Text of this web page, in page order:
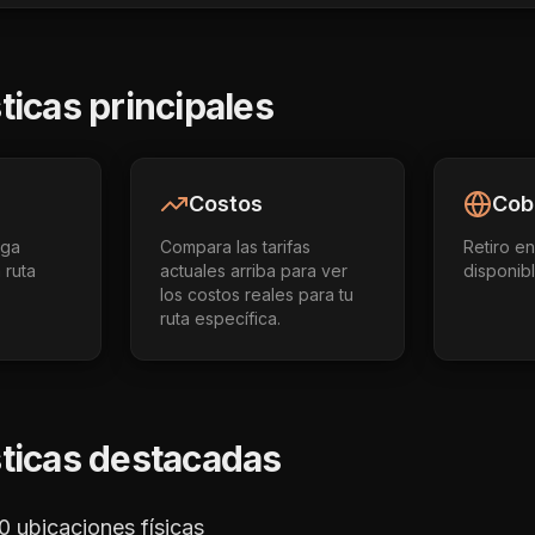
principales
ruta
Costos
Compara las tarifas
actuales arriba para ver
los costos reales para tu
ruta específica.
Retiro
destacadas
ubicaciones físicas